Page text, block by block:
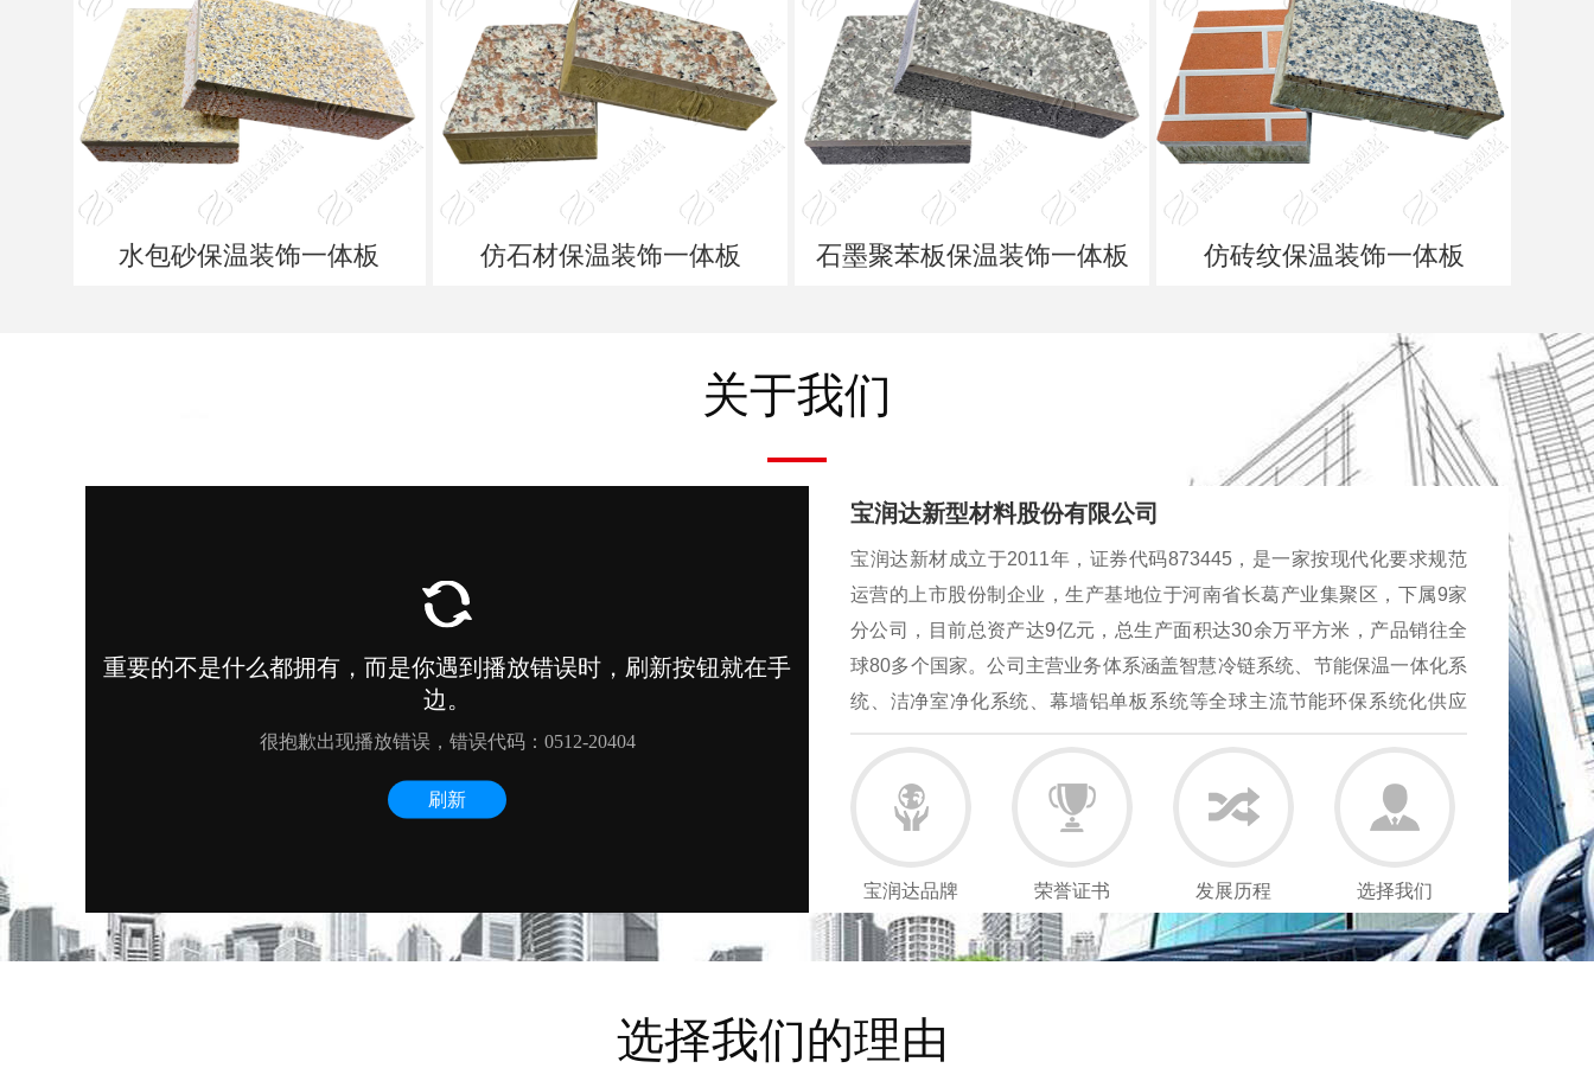
水包砂保温装饰一体板 仿石材保温装饰一体板 石墨聚苯板保温装饰一体板 仿砖纹保温装饰一体板
关于我们
宝润达新型材料股份有限公司
宝润达新材成立于2011年，证券代码873445，是一家按现代化要求规范
运营的上市股份制企业，生产基地位于河南省长葛产业集聚区，下属9家
分公司，目前总资产达9亿元，总生产面积达30余万平方米，产品销往全
球80多个国家。公司主营业务体系涵盖智慧冷链系统、节能保温一体化系
统、洁净室净化系统、幕墙铝单板系统等全球主流节能环保系统化供应
宝润达品牌 荣誉证书 发展历程 选择我们
选择我们的理由